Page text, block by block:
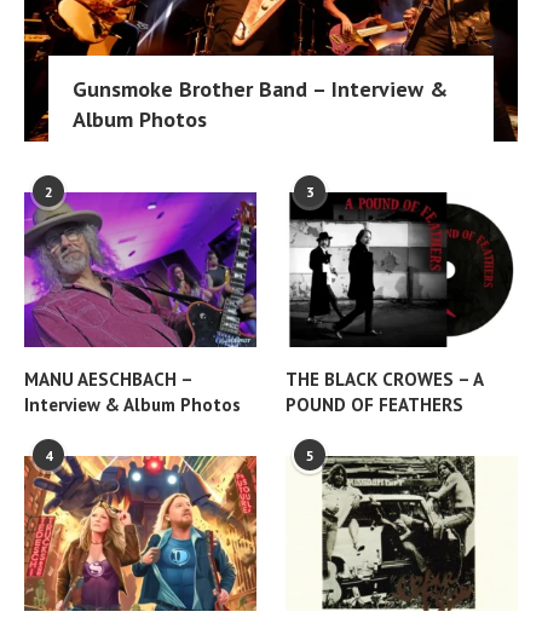
Gunsmoke Brother Band – Interview &
Album Photos
2
MANU AESCHBACH –
Interview & Album Photos
3
THE BLACK CROWES – A
POUND OF FEATHERS
4 5